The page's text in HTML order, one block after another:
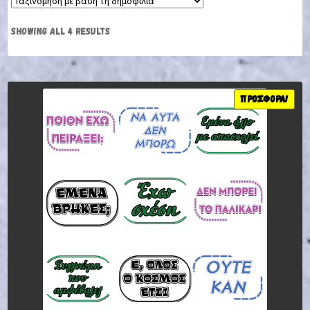
SHOWING ALL 4 RESULTS
ΠΡΟΣΦΟΡΆ!